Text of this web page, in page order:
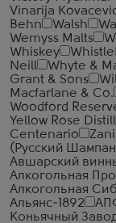
Vinarija
Behn
Walsh
Wemyss Malts
Whiskey
Neill
Whyte &
Grant & Sons
Macfarlane & Co.
Woodford
Yellow Rose
Centenario
(Русский
Авшарский
Алкогольная
Алкогольная
Альянс-1892
Коньячный